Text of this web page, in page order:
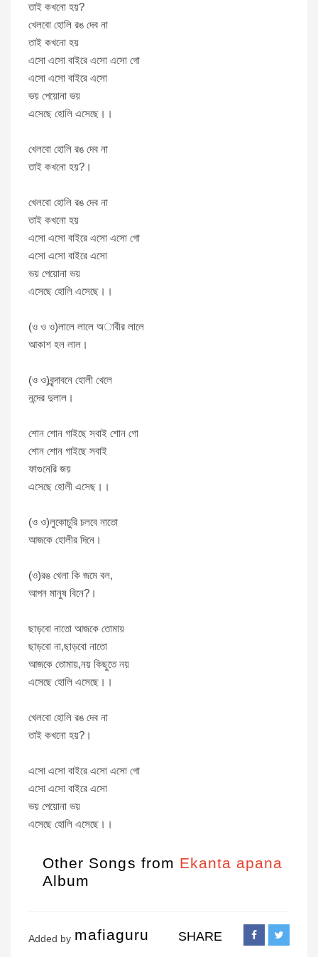
তাই কখনো হয়?
খেলবো হোলি রঙ দেব না
তাই কখনো হয়
এসো এসো বাইরে এসো এসো গো
এসো এসো বাইরে এসো
ভয় পেয়োনা ভয়
এসেছে হোলি এসেছে।।
খেলবো হোলি রঙ দেব না
তাই কখনো হয়?।
খেলবো হোলি রঙ দেব না
তাই কখনো হয়
এসো এসো বাইরে এসো এসো গো
এসো এসো বাইরে এসো
ভয় পেয়োনা ভয়
এসেছে হোলি এসেছে।।
(ও ও ও)লালে লালে অাবীর লালে
আকাশ হল লাল।
(ও ও)বৃন্দাবনে হোলী খেলে
নন্দের দুলাল।
শোন শোন গাইছে সবাই শোন গো
শোন শোন গাইছে সবাই
ফাগুনেরি জয়
এসেছে হোলী এসেছ।।
(ও ও)লুকোচুরি চলবে নাতো
আজকে হোলীর দিনে।
(ও)রঙ খেলা কি জমে বল,
আপন মানুষ বিনে?।
ছাড়বো নাতো আজকে তোমায়
ছাড়বো না,ছাড়বো নাতো
আজকে তোমায়,নয় কিছুতে নয়
এসেছে হোলি এসেছে।।
খেলবো হোলি রঙ দেব না
তাই কখনো হয়?।
এসো এসো বাইরে এসো এসো গো
এসো এসো বাইরে এসো
ভয় পেয়োনা ভয়
এসেছে হোলি এসেছে।।
Other Songs from Ekanta apana
Album
Added by mafiaguru SHARE